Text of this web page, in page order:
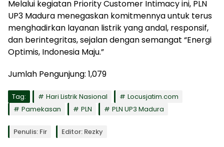
Melalui kegiatan Priority Customer Intimacy ini, PLN
UP3 Madura menegaskan komitmennya untuk terus
menghadirkan layanan listrik yang andal, responsif,
dan berintegritas, sejalan dengan semangat “Energi
Optimis, Indonesia Maju.”
Jumlah Pengunjung: 1,079
Tag: Hari Listrik Nasional
Locusjatim.com
Pamekasan
PLN PLN UP3 Madura
Penulis: Fir Editor: Rezky